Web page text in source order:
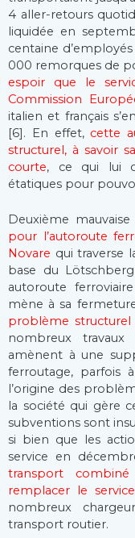
4 aller-retours
liquidée en
centaine
000 remorques de
espoir que le
Commission
italien et français
[6]. En effet, cette
structurel, à savoir
courte, ce qui lui
étatiques pour
Deuxième
pour l’autoroute
Novare qui traverse
base du
autoroute
mène à sa
problème structurel
nombreux
amènent à une
ferroutage, parfois
l’origine des
la société qui gère
subventions sont
si bien que les
service en
transport
remplacer le service
nombreux
transport routier.